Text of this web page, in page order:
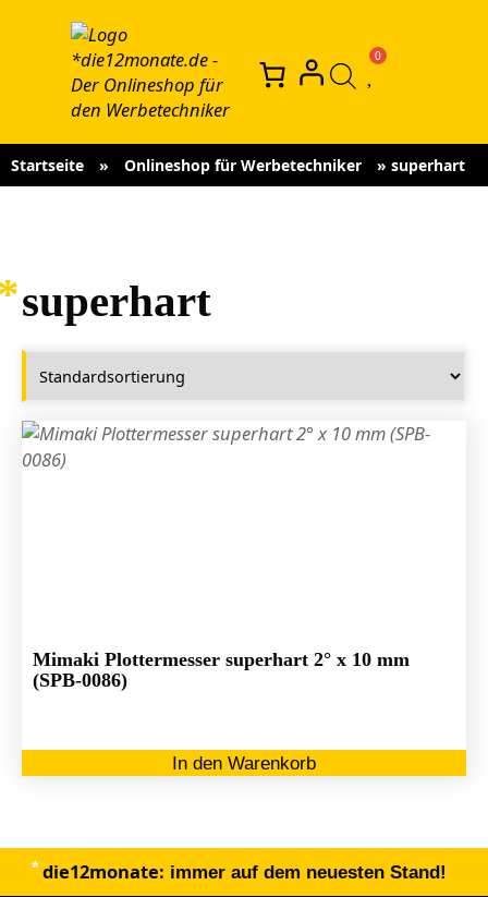
Startseite » Onlineshop für Werbetechniker » superhart
superhart
Mimaki Plottermesser superhart 2° x 10 mm
(SPB-0086)
In den Warenkorb
die12monate: immer auf dem neuesten Stand!